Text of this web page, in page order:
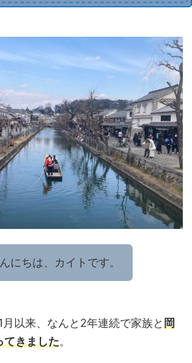
にちは、カイトです。
以来、なんと2年連続で家族と岡
てきました。